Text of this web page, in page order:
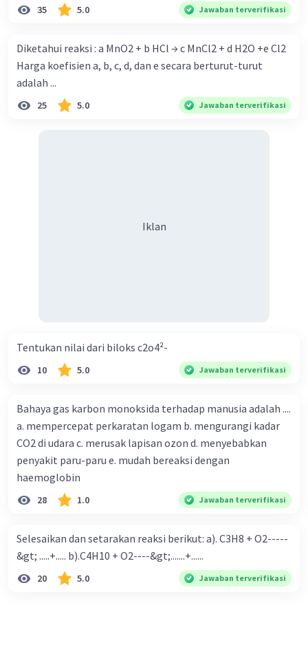
35 5.0 Jawaban terverifikasi
Diketahui reaksi : a MnO2 + b HCl → c MnCl2 + d H2O +e Cl2
Harga koefisien a, b, c, d, dan e secara berturut-turut
adalah ...
25 5.0 Jawaban terverifikasi
Iklan
Tentukan nilai dari biloks c2o4²-
10 5.0 Jawaban terverifikasi
Bahaya gas karbon monoksida terhadap manusia adalah ....
a. mempercepat perkaratan logam b. mengurangi kadar
CO2 di udara c. merusak lapisan ozon d. menyebabkan
penyakit paru-paru e. mudah bereaksi dengan
haemoglobin
28 1.0 Jawaban terverifikasi
Selesaikan dan setarakan reaksi berikut: a). C3H8 + O2-----
&gt; .....+..... b).C4H10 + O2----&gt;.......+......
20 5.0 Jawaban terverifikasi